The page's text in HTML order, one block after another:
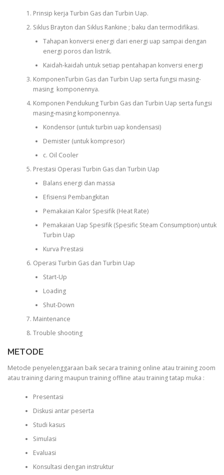
Prinsip kerja Turbin Gas dan Turbin Uap.
Siklus Brayton dan Siklus Rankine ; baku dan termodifikasi.
Tahapan konversi energi dari energi uap sampai dengan
energi poros dan listrik.
Kaidah-kaidah untuk setiap pentahapan konversi energi
KomponenTurbin Gas dan Turbin Uap serta fungsi masing-
masing komponennya.
Komponen Pendukung Turbin Gas dan Turbin Uap serta fungsi
masing-masing komponennya.
Kondensor (untuk turbin uap kondensasi)
Demister (untuk kompresor)
c. Oil Cooler
Prestasi Operasi Turbin Gas dan Turbin Uap
Balans energi dan massa
Efisiensi Pembangkitan
Pemakaian Kalor Spesifik (Heat Rate)
Pemakaian Uap Spesifik (Spesific Steam Consumption) untuk
Turbin Uap
Kurva Prestasi
Operasi Turbin Gas dan Turbin Uap
Start-Up
Loading
Shut-Down
Maintenance
Trouble shooting
METODE
Metode penyelenggaraan baik secara training online atau training zoom
atau training daring maupun training offline atau training tatap muka :
Presentasi
Diskusi antar peserta
Studi kasus
Simulasi
Evaluasi
Konsultasi dengan instruktur